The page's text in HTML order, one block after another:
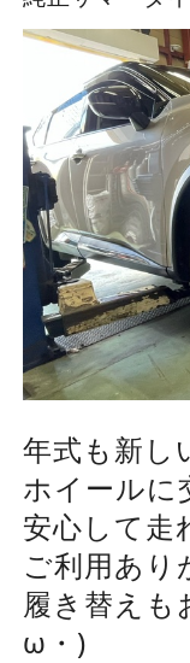
年式も新し
ホイールに
安心して走
ご利用あり
履き替えも
ω・)